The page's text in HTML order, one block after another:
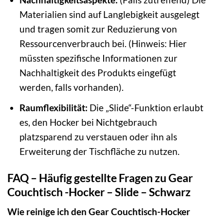
Materialien sind auf Langlebigkeit ausgelegt
und tragen somit zur Reduzierung von
Ressourcenverbrauch bei. (Hinweis: Hier
müssten spezifische Informationen zur
Nachhaltigkeit des Produkts eingefügt
werden, falls vorhanden).
Raumflexibilität: Die „Slide“-Funktion erlaubt
es, den Hocker bei Nichtgebrauch
platzsparend zu verstauen oder ihn als
Erweiterung der Tischfläche zu nutzen.
FAQ – Häufig gestellte Fragen zu Gear
Couchtisch -Hocker – Slide – Schwarz
Wie reinige ich den Gear Couchtisch-Hocker